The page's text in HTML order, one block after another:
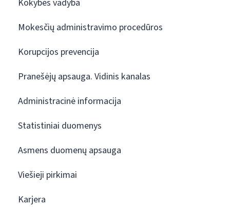
Kokybės vadyba
Mokesčių administravimo procedūros
Korupcijos prevencija
Pranešėjų apsauga. Vidinis kanalas
Administracinė informacija
Statistiniai duomenys
Asmens duomenų apsauga
Viešieji pirkimai
Karjera